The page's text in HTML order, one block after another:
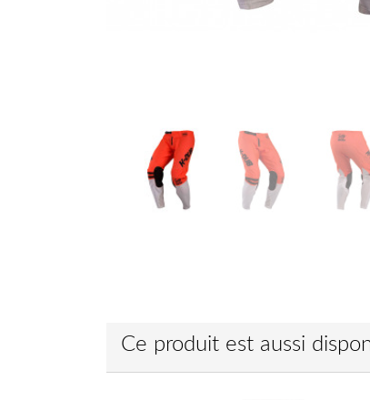
Ce produit est aussi